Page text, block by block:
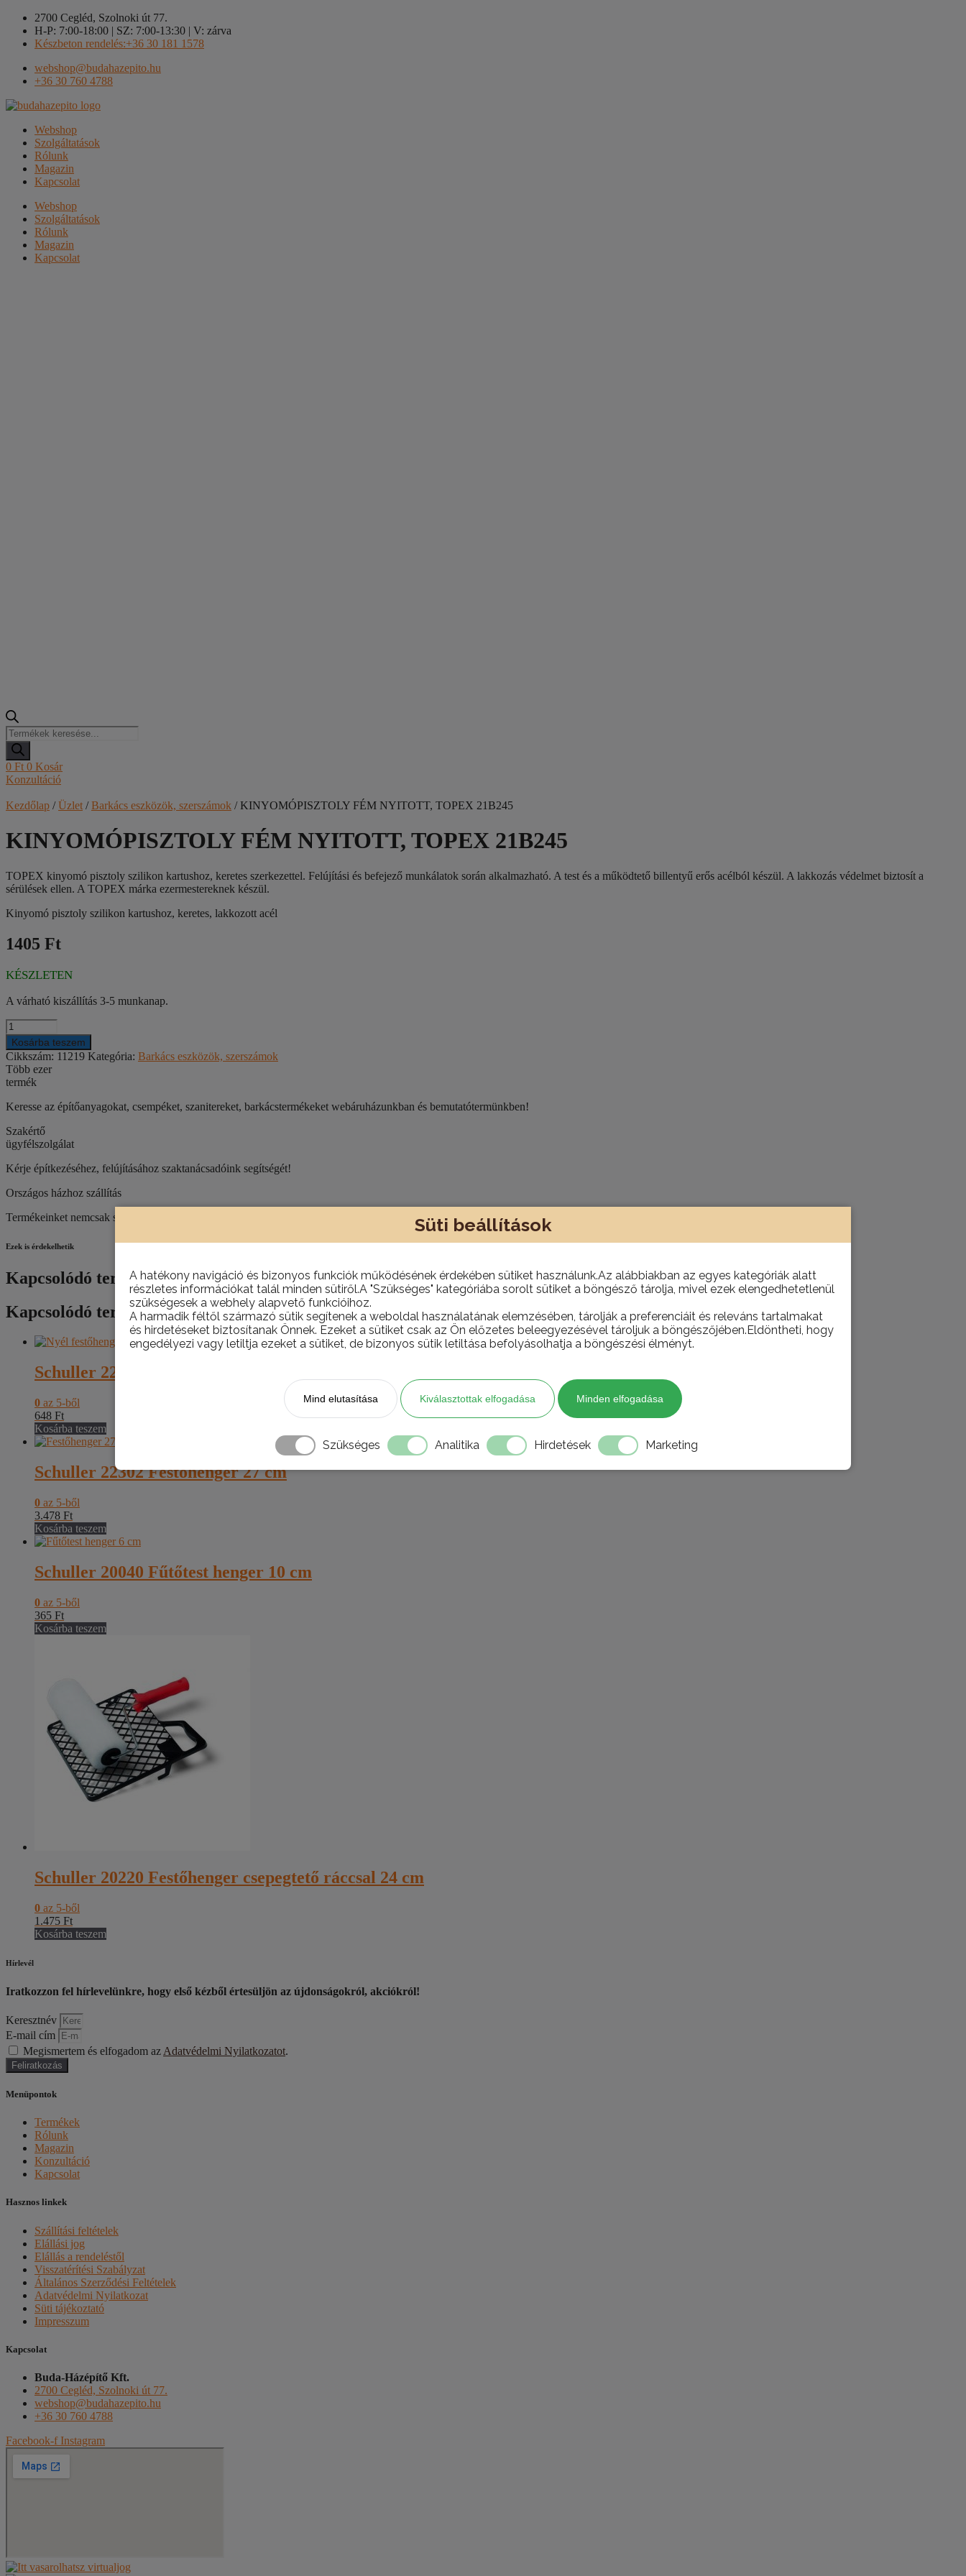
Süti beállítások
A hatékony navigáció és bizonyos funkciók működésének érdekében sütiket használunk.Az alábbiakban az egyes kategóriák alatt
részletes információkat talál minden sütiről.A "Szükséges" kategóriába sorolt sütiket a böngésző tárolja, mivel ezek elengedhetetlenül
szükségesek a webhely alapvető funkcióihoz.
A harmadik féltől származó sütik segítenek a weboldal használatának elemzésében, tárolják a preferenciáit és releváns tartalmakat
és hirdetéseket biztosítanak Önnek. Ezeket a sütiket csak az Ön előzetes beleegyezésével tároljuk a böngészőjében.Eldöntheti, hogy
engedélyezi vagy letiltja ezeket a sütiket, de bizonyos sütik letiltása befolyásolhatja a böngészési élményt.
Mind elutasítása Kiválasztottak elfogadása Minden elfogadása
Szükséges Analitika Hirdetések Marketing
Kilépés
tartalomba
2700 Cegléd, Szolnoki út 77.
H-P: 7:00-18:00 | SZ: 7:00-13:30 | V: zárva
Készbeton rendelés:+36 30 181 1578
webshop@budahazepito.hu
+36 30 760 4788
Webshop
Szolgáltatások
Rólunk
Magazin
Kapcsolat
Webshop
Szolgáltatások
Rólunk
Magazin
Kapcsolat
Products
search
0 Ft 0 Kosár
Konzultáció
Kezdőlap /Üzlet /Barkács eszközök, szerszámok / KINYOMÓPISZTOLY FÉM NYITOTT, TOPEX 21B245
KINYOMÓPISZTOLY FÉM NYITOTT, TOPEX 21B245
TOPEX kinyomó pisztoly szilikon kartushoz, keretes szerkezettel. Felújítási és befejező munkálatok során alkalmazható. A test és a működtető billentyű erős acélból készül. A lakkozás védelmet biztosít a
sérülések ellen. A TOPEX márka ezermestereknek készül.
Kinyomó pisztoly szilikon kartushoz, keretes, lakkozott acél
1405 Ft
KÉSZLETEN
A várható kiszállítás 3-5 munkanap.
KINYOMÓPISZTOLY
FÉM
NYITOTT,
TOPEX
21B245
mennyiség
Kosárba teszem
Cikkszám: 11219 Kategória: Barkács eszközök, szerszámok
Több ezer
termék
Keresse az építőanyagokat, csempéket, szanitereket, barkácstermékeket webáruházunkban és bemutatótermünkben!
Szakértő
ügyfélszolgálat
Kérje építkezéséhez, felújításához szaktanácsadóink segítségét!
Országos házhoz szállítás
Termékeinket nemcsak személyesen, telephelyünkön van lehetőség átvenni, hanem házhoz is szállítjuk szükség esetén.
Ezek is érdekelhetik
Kapcsolódó termékek
Kapcsolódó termékek
Schuller 22510 Nyél festőhengerhez
0 az 5-ből
648 Ft
Kosárba teszem
Schuller 22302 Festőhenger 27 cm
0 az 5-ből
3.478 Ft
Kosárba teszem
Schuller 20040 Fűtőtest henger 10 cm
0 az 5-ből
365 Ft
Kosárba teszem
Schuller 20220 Festőhenger csepegtető ráccsal 24 cm
0 az 5-ből
1.475 Ft
Kosárba teszem
Hírlevél
Iratkozzon fel hírlevelünkre, hogy első kézből értesüljön az újdonságokról, akciókról!
Keresztnév
E-mail cím
Megismertem és elfogadom az Adatvédelmi Nyilatkozatot.
Feliratkozás
Menüpontok
Termékek
Rólunk
Magazin
Konzultáció
Kapcsolat
Hasznos linkek
Szállítási feltételek
Elállási jog
Elállás a rendeléstől
Visszatérítési Szabályzat
Általános Szerződési Feltételek
Adatvédelmi Nyilatkozat
Süti tájékoztató
Impresszum
Kapcsolat
Buda-Házépítő Kft.
2700 Cegléd, Szolnoki út 77.
webshop@budahazepito.hu
+36 30 760 4788
Facebook-f Instagram